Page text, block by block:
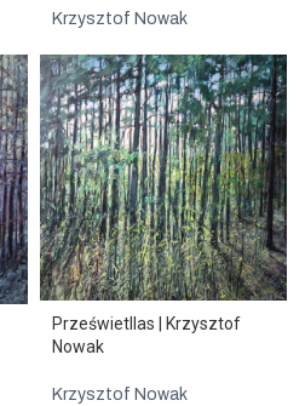
Krzysztof Nowak
Prześwietllas | Krzysztof
Nowak
Krzysztof Nowak